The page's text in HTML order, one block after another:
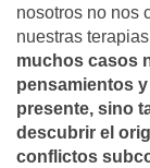
nosotros no nos
nuestras
muchos casos
pensamientos
presente, sino
descubrir el
conflictos